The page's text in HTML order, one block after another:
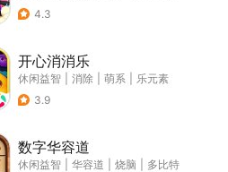
4.3
开心消消乐
休闲益智 消除 萌系
乐元素
3.9
数字华容道
休闲益智 华容道 烧脑
多比特